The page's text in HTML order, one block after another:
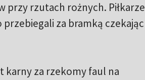
przy rzutach rożnych. Piłkarze
za bramką czekając
karny za rzekomy faul na